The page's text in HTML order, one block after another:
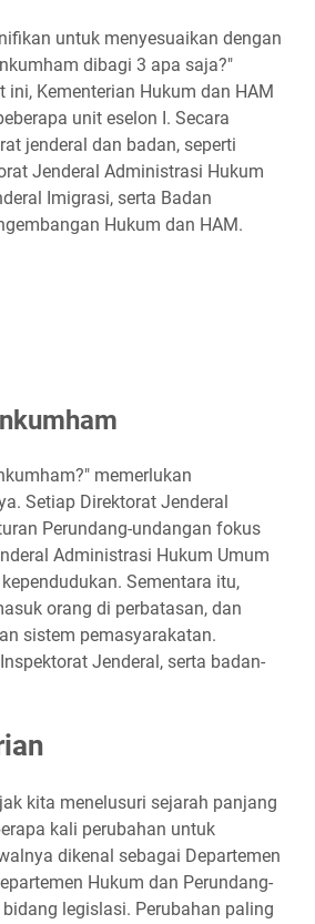
untuk menyesuaikan dengan
dibagi 3 apa saja?"
Kementerian Hukum dan HAM
unit eselon I. Secara
jenderal dan badan, seperti
Jenderal Administrasi Hukum
Imigrasi, serta Badan
Hukum dan HAM.
memerlukan
Setiap Direktorat Jenderal
Perundang-undangan fokus
Administrasi Hukum Umum
Sementara itu,
orang di perbatasan, dan
sistem pemasyarakatan.
Jenderal, serta badan-
kita menelusuri sejarah panjang
kali perubahan untuk
dikenal sebagai Departemen
Hukum dan Perundang-
legislasi. Perubahan paling